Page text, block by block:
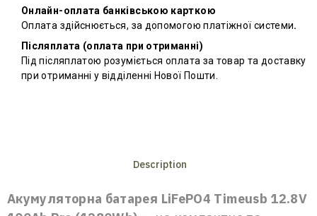
Онлайн-оплата банківською карткою
Оплата здійснюється, за допомогою платіжної системи.
Післяплата (оплата при отриманні)
Під післяплатою розуміється оплата за товар та доставку
при отриманні у відділенні Нової Пошти.
Description
Акумуляторна батарея LiFePO4 Timeusb 12.8V